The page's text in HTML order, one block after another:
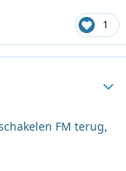
1
FM terug,